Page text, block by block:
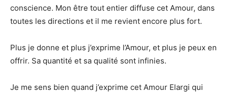
conscience. Mon être tout entier diffuse cet Amour, dans
toutes les directions et il me revient encore plus fort.
Plus je donne et plus j’exprime l’Amour, et plus je peux en
offrir. Sa quantité et sa qualité sont infinies.
Je me sens bien quand j’exprime cet Amour Elargi qui